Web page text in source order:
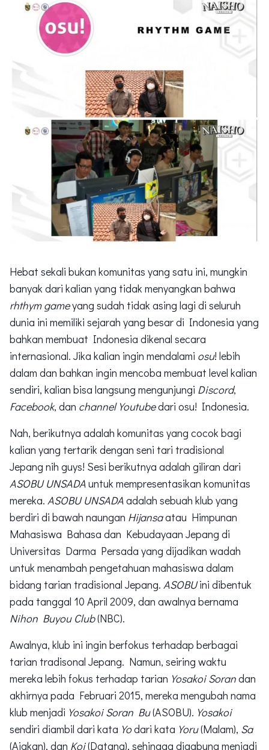
Hebat sekali bukan komunitas yang satu ini, mungkin
banyak dari kalian yang tidak menyangkan bahwa
rhthym gameyang sudah tidak asing lagi di seluruh
dunia ini memiliki sejarah yang besar di Indonesia yang
bahkan membuat Indonesia dikenal secara
internasional. Jika kalian ingin mendalami osu! lebih
dalam dan bahkan ingin mencoba membuat level kalian
sendiri, kalian bisa langsung mengunjungi Discord,
Facebook, dan channel Youtubedari osu! Indonesia.
Nah, berikutnya adalah komunitas yang cocok bagi
kalian yang tertarik dengan seni tari tradisional
Jepang nih guys! Sesi berikutnya adalah giliran dari
ASOBU UNSADAuntuk mempresentasikan komunitas
mereka. ASOBU UNSADAadalah sebuah klub yang
berdiri di bawah naungan Hijansaatau Himpunan
Mahasiswa Bahasa dan Kebudayaan Jepang di
Universitas Darma Persada yang dijadikan wadah
untuk menambah pengetahuan mahasiswa dalam
bidang tarian tradisional Jepang. ASOBUini dibentuk
pada tanggal 10 April 2009, dan awalnya bernama
Nihon Buyou Club(NBC).
Awalnya, klub ini ingin berfokus terhadap berbagai
tarian tradisonal Jepang. Namun, seiring waktu
mereka lebih fokus terhadap tarian Yosakoi Sorandan
akhirnya pada Februari 2015, mereka mengubah nama
klub menjadi Yosakoi Soran Bu(ASOBU). Yosakoi
sendiri diambil dari kata Yodari kata Yoru(Malam), Sa
(Ajakan), dan Koi(Datang), sehingga digabung menjadi